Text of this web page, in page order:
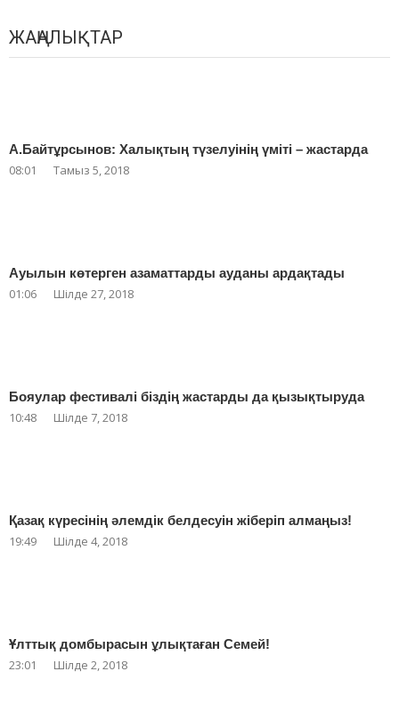
ЖАҢАЛЫҚТАР
А.Байтұрсынов: Халықтың түзелуінің үміті – жастарда
08:01 Тамыз 5, 2018
Ауылын көтерген азаматтарды ауданы ардақтады
01:06 Шілде 27, 2018
Бояулар фестивалі біздің жастарды да қызықтыруда
10:48 Шілде 7, 2018
Қазақ күресінің әлемдік белдесуін жіберіп алмаңыз!
19:49 Шілде 4, 2018
Ұлттық домбырасын ұлықтаған Семей!
23:01 Шілде 2, 2018